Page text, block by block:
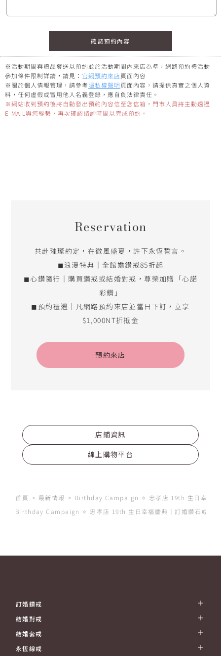
※活動期間與贈品發送以預約並於活動期間內來店為準，網路預約禮活動
參加條件限制詳請，請見： 官網預約來店頁面內容
※關於個人情報管理，請參考隱私權聲明頁面內容，請提供真實之個人資
料，任何虛假或冒用他人名義登錄，應自負法律責任。
※網站收到預約後將自動發出預約內容信至您信箱，門市人員將主動透過
E-MAIL與您聯繫，再次確認諮詢時間以完成預約。
Reservation
共赴璀璨約定，在微風盛夏，許下永恆誓言。
◼浪漫特典｜全館婚鑽戒85折起
◼心鑽隨行｜購買鑽戒或結婚對戒，尊榮加贈「心諾
彩鑽」
◼預約禮遇｜凡網路預約來店並當日下訂，立享
$1,000NT折抵金
預約來店
店鋪資訊
線上購物平台
首頁 最新情報
Birthday Campaign ✧ 忠孝店 19th 生日幸福
Birthday Campaign ✧ 忠孝店 19th 生日幸福慶典｜訂婚鑽石戒指
訂婚鑽戒
結婚對戒
結婚套戒
永恆線戒